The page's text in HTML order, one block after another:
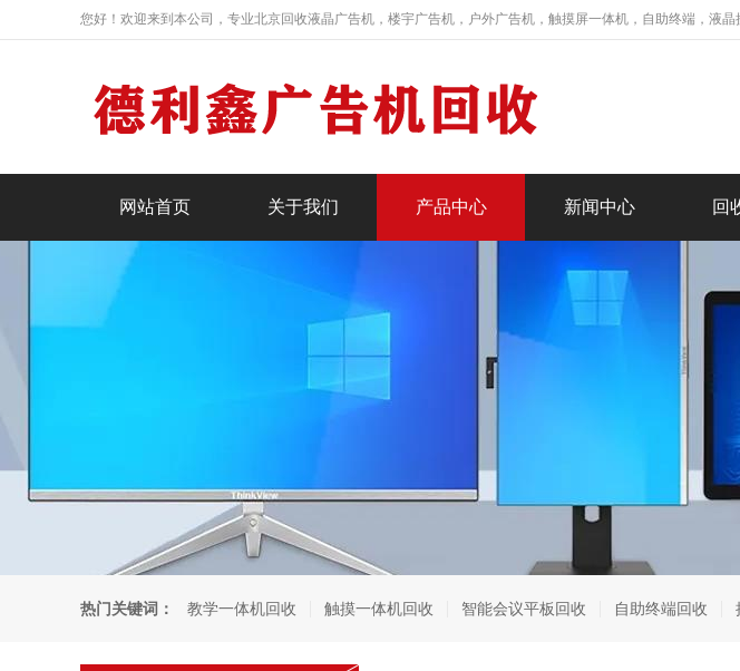
您好！欢迎来到本公司，专业北京回收液晶广告机，楼宇广告机，户外广告机，触摸屏一体机，自助终端，液
网站首页 关于我们 产品中心 新闻中心 回
热门关键词： 教学一体机回收 触摸一体机回收 智能会议平板回收 自助终端回收